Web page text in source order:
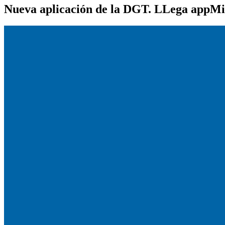
Nueva aplicación de la DGT. LLega